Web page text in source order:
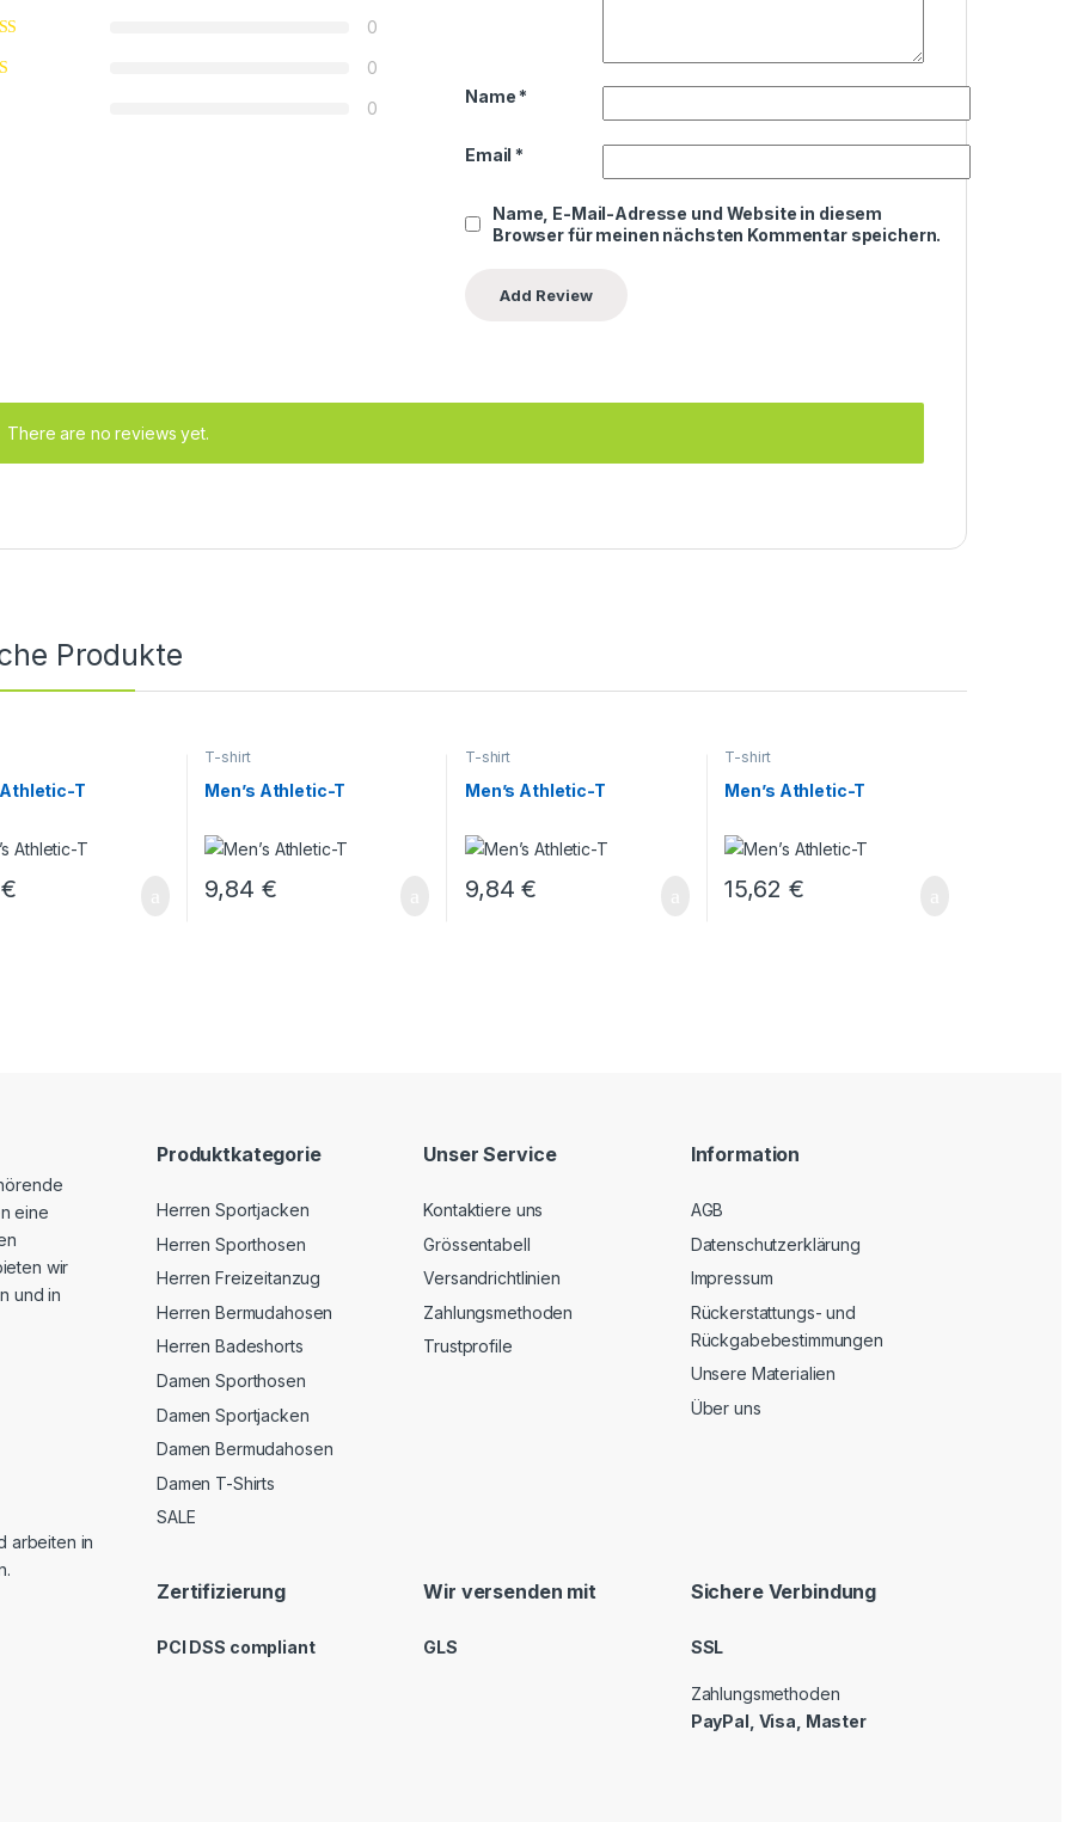
0
0
0
Name *
Email *
Name, E-Mail-Adresse und Website in diesem
Browser für meinen nächsten Kommentar speichern.
There are no reviews yet.
Produkte
Athletic-T
€
T-shirt
Men’s Athletic-T
9,84 €
T-shirt
Men’s Athletic-T
9,84€
T-shirt
Men’s Athletic-T
15,62 €
eine
wir
und in
arbeiten in
Produktkategorie
Herren Sportjacken
Herren Sporthosen
Herren Freizeitanzug
Herren Bermudahosen
Herren Badeshorts
Damen Sporthosen
Damen Sportjacken
Damen Bermudahosen
Damen T-Shirts
SALE
Unser Service
Kontaktiere uns
Grössentabell
Versandrichtlinien
Zahlungsmethoden
Trustprofile
Information
AGB
Datenschutzerklärung
Impressum
Rückerstattungs- und
Rückgabebestimmungen
Unsere Materialien
Über uns
Zertifizierung
PCI DSS compliant
Wir versenden mit
GLS
Sichere Verbindung
SSL
Zahlungsmethoden
PayPal, Visa, Master